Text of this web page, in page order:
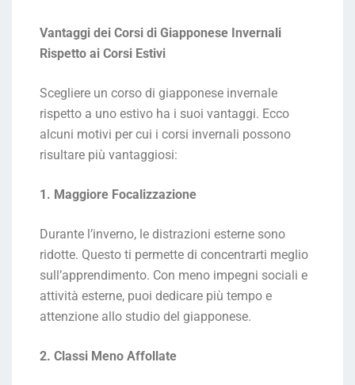
Vantaggi dei Corsi di Giapponese Invernali
Rispetto ai Corsi Estivi
Scegliere un corso di giapponese invernale
rispetto a uno estivo ha i suoi vantaggi. Ecco
alcuni motivi per cui i corsi invernali possono
risultare più vantaggiosi:
1. Maggiore Focalizzazione
Durante l’inverno, le distrazioni esterne sono
ridotte. Questo ti permette di concentrarti meglio
sull’apprendimento. Con meno impegni sociali e
attività esterne, puoi dedicare più tempo e
attenzione allo studio del giapponese.
2. Classi Meno Affollate